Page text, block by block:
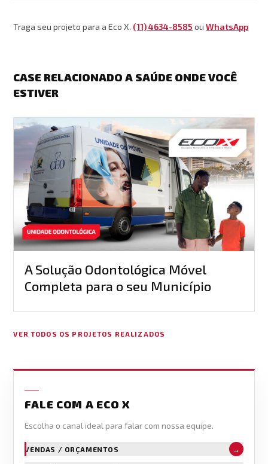
Traga seu projeto para a Eco X. (11) 4634-8585 ouWhatsApp
CASE RELACIONADO A SAÚDE ONDE VOCÊ
ESTIVER
A Solução Odontológica Móvel
Completa para o seu Município
VER TODOS OS PROJETOS REALIZADOS
FALE COM A ECO X
Escolha o canal ideal para falar com nossa equipe.
VENDAS / ORÇAMENTOS →